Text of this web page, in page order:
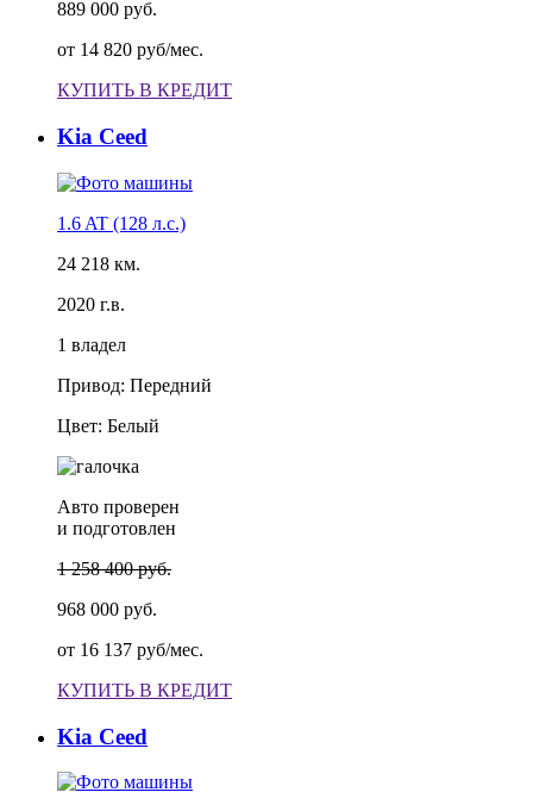
889 000 руб.
от 14 820 руб/мес.
КУПИТЬ В КРЕДИТ
Kia Ceed
1.6 AT (128 л.с.)
24 218 км.
2020 г.в.
1 владел
Привод: Передний
Цвет: Белый
Авто проверен
и подготовлен
1 258 400 руб.
968 000 руб.
от 16 137 руб/мес.
КУПИТЬ В КРЕДИТ
Kia Ceed